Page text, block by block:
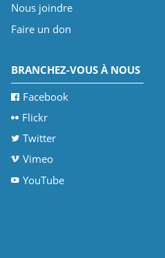
Nous joindre
Faire un don
BRANCHEZ-VOUS À NOUS
Facebook
Flickr
Twitter
Vimeo
YouTube